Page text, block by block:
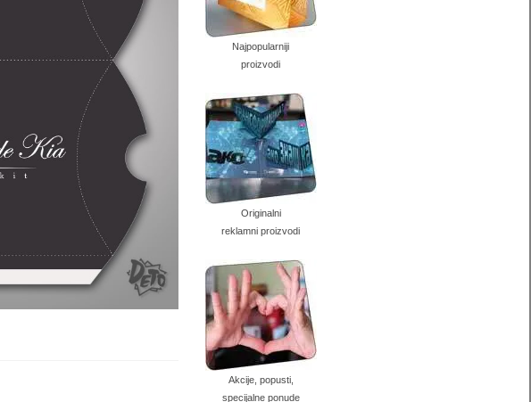
Najpopularniji
proizvodi
Originalni
reklamni proizvodi
Akcije, popusti,
specijalne ponude